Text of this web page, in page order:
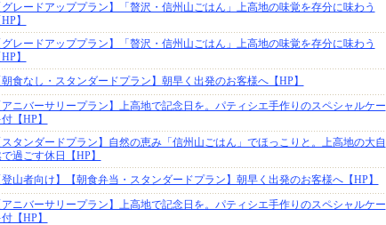
グレードアッププラン】「贅沢・信州山ごはん」上高地の味覚を存分に味わう
HP】
グレードアッププラン】「贅沢・信州山ごはん」上高地の味覚を存分に味わう
HP】
朝食なし・スタンダードプラン】朝早く出発のお客様へ【HP】
アニバーサリープラン】上高地で記念日を。パティシエ手作りのスペシャルケー
【HP】
スタンダードプラン】自然の恵み「信州山ごはん」でほっこりと。上高地の大自
過ごす休日【HP】
登山者向け】【朝食弁当・スタンダードプラン】朝早く出発のお客様へ【HP】
アニバーサリープラン】上高地で記念日を。パティシエ手作りのスペシャルケー
【HP】